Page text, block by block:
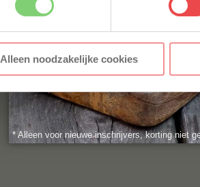
Alleen noodzakelijke cookies
* Alleen voor nieuwe inschrijvers, korting niet